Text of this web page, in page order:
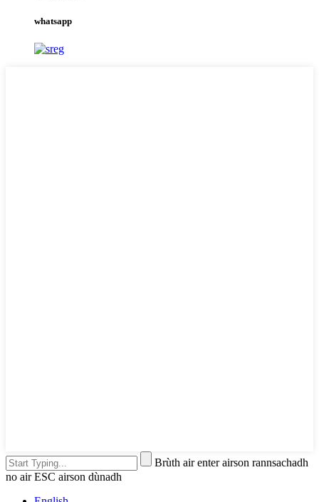
whatsapp
Brùth air enter airson rannsachadh
no air ESC airson dùnadh